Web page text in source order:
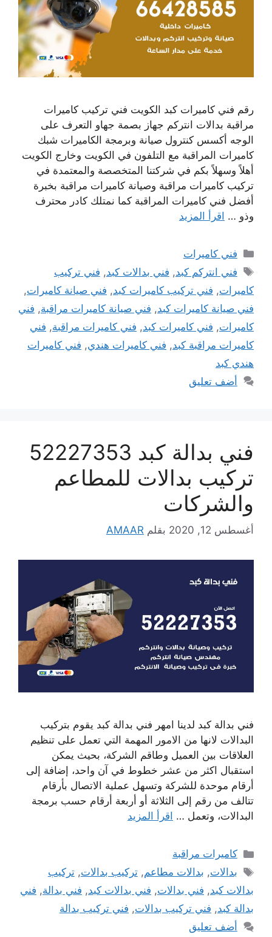
رقم فني كاميرات كبد الكويت فني تركيب كاميرات
مراقبة بدالات انتركم جهاز بصمة جهاو التعرف على
الوجه أكسس كنترول صيانة وبرمجة الكاميرات شبك
كاميرات المراقبة مع التلفون في الكويت وخارج الكويت
أهلاً وسهلاً بكم في شركتنا المتخصصة والمعتمدة في
تركيب كاميرات مراقبة وصيانة كاميرات مراقبة بخبرة
أفضل فني كاميرات المراقبة كما نمتلك كادر محترف
وذو … اقرأ المزيد
التصنيفات
فني كاميرات
الوسوم
فني انتركم كبد, فني بدالات كبد, فني تركيب
كاميرات, فني تركيب كاميرات كبد, فني صيانة كاميرات,
فني صيانة كاميرات كبد, فني صيانة كاميرات مراقبة, فني
كاميرات, فني كاميرات كبد, فني كاميرات مراقبة, فني
كاميرات مراقبة كبد, فني كاميرات هندي, فني كاميرات
هندي كبد
أضف تعليق
فني بدالة كبد 52227353
تركيب بدالات للمطاعم
والشركات
أغسطس 12, 2020 بقلم AMAAR
فني بدالة كبد لدينا امهر فني بدالة كبد يقوم بتركيب
البدالات لانها من الامور المهمة التي تعمل على تنظيم
العلاقات بين العميل وطاقم الشركة، بحيث يمكن
استقبال اكثر من عشر خطوط في آن واحد، إضافة إلى
أرقام موحدة للشركة وتسهل عملية الاتصال بأرقام
تتالف من رقم إلى الثلاثة أو أربعة أرقام حسب برمجة
البدالات، وتعمل … اقرأ المزيد
التصنيفات
كاميرات مراقبة
الوسوم
بدالات, بدالات مطاعم,تركيب بدالات,تركيب
بدالات كبد, فني بدالات, فني بدالات كبد, فني بدالة, فني
بدالة كبد, فني تركيب بدالات, فني تركيب بدالة
أضف تعليق